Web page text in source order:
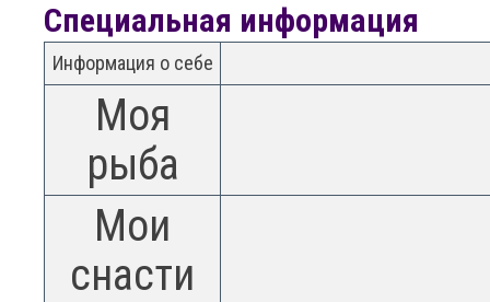
Специальная информация
Информация о себе
Моя
рыба
Мои
снасти